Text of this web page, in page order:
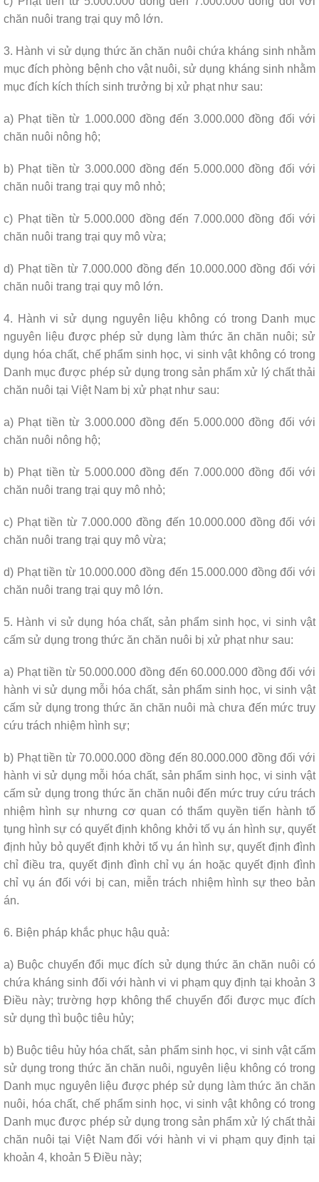
chăn nuôi trang trại quy mô lớn.
3. Hành vi sử dụng thức ăn chăn nuôi chứa kháng sinh nhằm
mục đích phòng bệnh cho vật nuôi, sử dụng kháng sinh nhằm
mục đích kích thích sinh trưởng bị xử phạt như sau:
a) Phạt tiền từ 1.000.000 đồng đến 3.000.000 đồng đối với
chăn nuôi nông hộ;
b) Phạt tiền từ 3.000.000 đồng đến 5.000.000 đồng đối với
chăn nuôi trang trại quy mô nhỏ;
c) Phạt tiền từ 5.000.000 đồng đến 7.000.000 đồng đối với
chăn nuôi trang trại quy mô vừa;
d) Phạt tiền từ 7.000.000 đồng đến 10.000.000 đồng đối với
chăn nuôi trang trại quy mô lớn.
4. Hành vi sử dụng nguyên liệu không có trong Danh mục
nguyên liệu được phép sử dụng làm thức ăn chăn nuôi; sử
dụng hóa chất, chế phẩm sinh học, vi sinh vật không có trong
Danh mục được phép sử dụng trong sản phẩm xử lý chất thải
chăn nuôi tại Việt Nam bị xử phạt như sau:
a) Phạt tiền từ 3.000.000 đồng đến 5.000.000 đồng đối với
chăn nuôi nông hộ;
b) Phạt tiền từ 5.000.000 đồng đến 7.000.000 đồng đối với
chăn nuôi trang trại quy mô nhỏ;
c) Phạt tiền từ 7.000.000 đồng đến 10.000.000 đồng đối với
chăn nuôi trang trại quy mô vừa;
d) Phạt tiền từ 10.000.000 đồng đến 15.000.000 đồng đối với
chăn nuôi trang trại quy mô lớn.
5. Hành vi sử dụng hóa chất, sản phẩm sinh học, vi sinh vật
cấm sử dụng trong thức ăn chăn nuôi bị xử phạt như sau:
a) Phạt tiền từ 50.000.000 đồng đến 60.000.000 đồng đối với
hành vi sử dụng mỗi hóa chất, sản phẩm sinh học, vi sinh vật
cấm sử dụng trong thức ăn chăn nuôi mà chưa đến mức truy
cứu trách nhiệm hình sự;
b) Phạt tiền từ 70.000.000 đồng đến 80.000.000 đồng đối với
hành vi sử dụng mỗi hóa chất, sản phẩm sinh học, vi sinh vật
cấm sử dụng trong thức ăn chăn nuôi đến mức truy cứu trách
nhiệm hình sự nhưng cơ quan có thẩm quyền tiến hành tố
tụng hình sự có quyết định không khởi tố vụ án hình sự, quyết
định hủy bỏ quyết định khởi tố vụ án hình sự, quyết định đình
chỉ điều tra, quyết định đình chỉ vụ án hoặc quyết định đình
chỉ vụ án đối với bị can, miễn trách nhiệm hình sự theo bản
án.
6. Biện pháp khắc phục hậu quả:
a) Buộc chuyển đổi mục đích sử dụng thức ăn chăn nuôi có
chứa kháng sinh đối với hành vi vi phạm quy định tại khoản 3
Điều này; trường hợp không thể chuyển đổi được mục đích
sử dụng thì buộc tiêu hủy;
b) Buộc tiêu hủy hóa chất, sản phẩm sinh học, vi sinh vật cấm
sử dụng trong thức ăn chăn nuôi, nguyên liệu không có trong
Danh mục nguyên liệu được phép sử dụng làm thức ăn chăn
nuôi, hóa chất, chế phẩm sinh học, vi sinh vật không có trong
Danh mục được phép sử dụng trong sản phẩm xử lý chất thải
chăn nuôi tại Việt Nam đối với hành vi vi phạm quy định tại
khoản 4, khoản 5 Điều này;